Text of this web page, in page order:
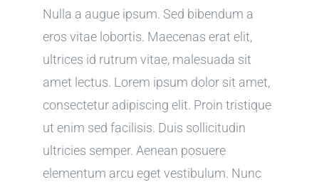
Nulla a augue ipsum. Sed bibendum a
eros vitae lobortis. Maecenas erat elit,
ultrices id rutrum vitae, malesuada sit
amet lectus. Lorem ipsum dolor sit amet,
consectetur adipiscing elit. Proin tristique
ut enim sed facilisis. Duis sollicitudin
ultricies semper. Aenean posuere
elementum arcu eget vestibulum. Nunc